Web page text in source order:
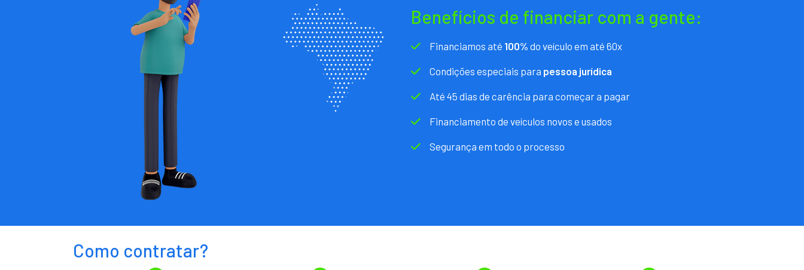
Benefícios de financiar com a gente:
Financiamos até 100% do veículo em até 60x
Condições especiais para pessoa jurídica
Até 45 dias de carência para começar a pagar
Financiamento de veículos novos e usados
Segurança em todo o processo
Como contratar?